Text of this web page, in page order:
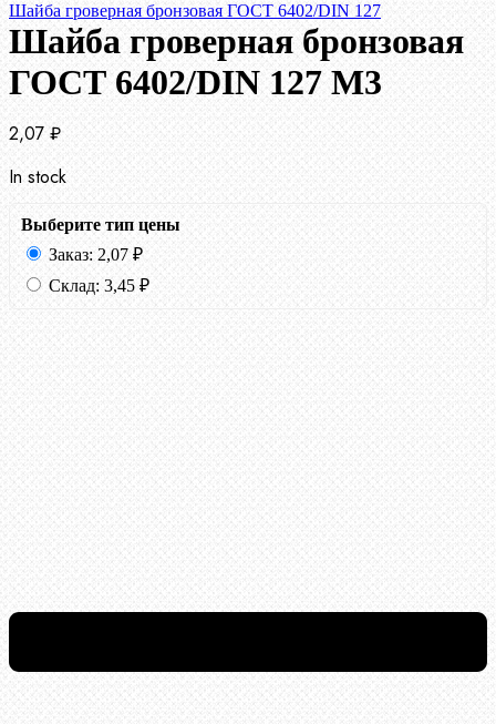
Шайба гроверная бронзовая ГОСТ 6402/DIN 127
Шайба гроверная бронзовая
ГОСТ 6402/DIN 127 М3
2,07 ₽
In stock
Выберите тип цены
Заказ: 2,07 ₽
Склад: 3,45 ₽